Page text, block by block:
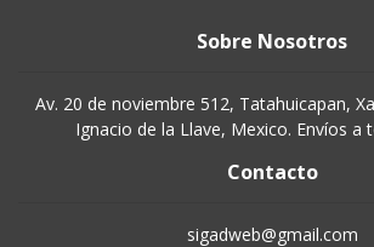
Sobre Nosotros
Av. 20 de noviembre 512, Tatahuicapan,
Ignacio de la Llave, Mexico. Envíos a
Contacto
sigadweb@gmail.com